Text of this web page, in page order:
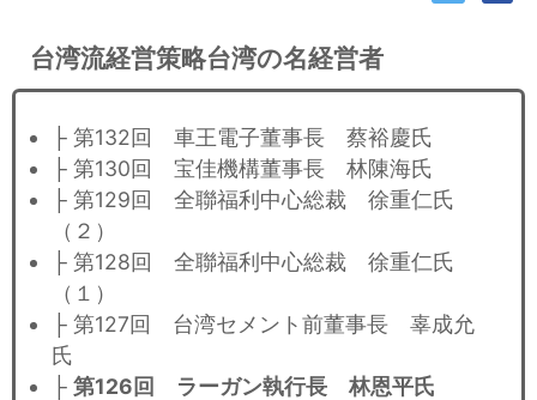
台湾流経営策略台湾の名経営者
├ 第132回 車王電子董事長 蔡裕慶氏
├ 第130回 宝佳機構董事長 林陳海氏
├ 第129回 全聯福利中心総裁 徐重仁氏
（２）
├ 第128回 全聯福利中心総裁 徐重仁氏
（１）
├ 第127回 台湾セメント前董事長 辜成允
氏
├ 第126回 ラーガン執行長 林恩平氏